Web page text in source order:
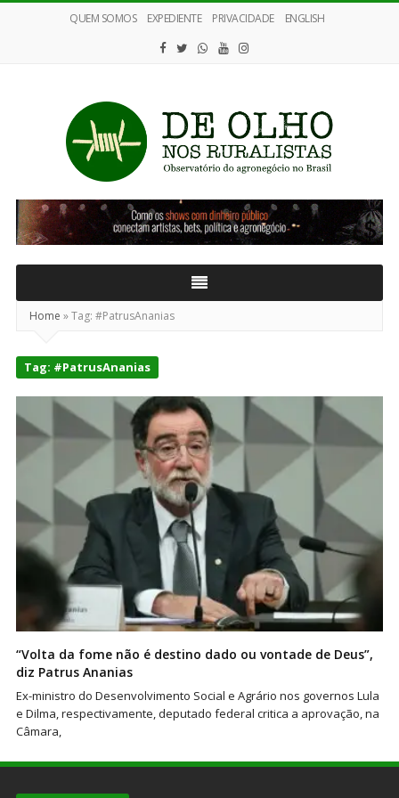
QUEM SOMOS EXPEDIENTE PRIVACIDADE ENGLISH
De
Olho
nos
Home »Tag: #PatrusAnanias
Tag: #PatrusAnanias
“Volta da fome não é destino dado ou vontade de Deus”,
diz Patrus Ananias
Ex-ministro do Desenvolvimento Social e Agrário nos governos Lula
e Dilma, respectivamente, deputado federal critica a aprovação, na
Câmara,